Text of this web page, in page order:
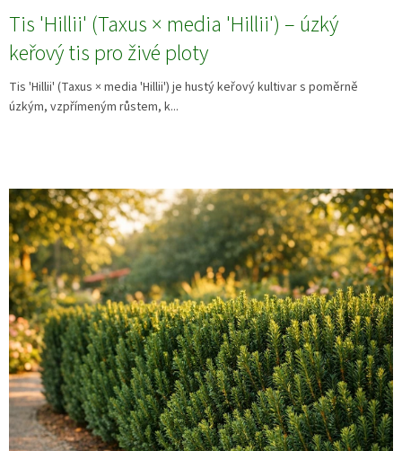
Tis 'Hillii' (Taxus × media 'Hillii') – úzký
keřový tis pro živé ploty
Tis 'Hillii' (Taxus × media 'Hillii') je hustý keřový kultivar s poměrně
úzkým, vzpřímeným růstem, k...